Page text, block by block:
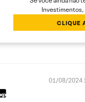
Investimentos,
CLIQUE
01/08/2024